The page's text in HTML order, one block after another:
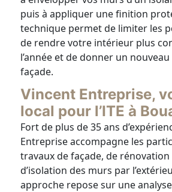
puis à appliquer une finition
technique permet de limiter les
de rendre votre intérieur plus
l’année et de donner un
façade.
Vincent Entreprise,
local pour l’ITE à
Fort de plus de 35 ans
Entreprise accompagne les
travaux de façade, de rénovation
d’isolation des murs par
approche repose sur une